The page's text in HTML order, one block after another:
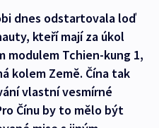
dnes odstartovala loď
kteří mají za úkol
modulem Tchien-kung 1,
kolem Země. Čína tak
vlastní vesmírné
Čínu by to mělo být